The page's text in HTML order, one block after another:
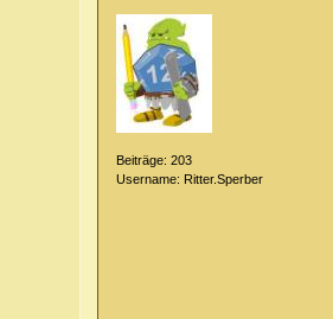
Beiträge: 203
Username: Ritter.Sperber